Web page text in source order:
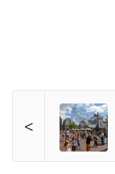
<